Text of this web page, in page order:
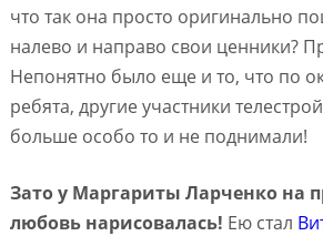
что так она просто оригинально
налево и направо свои ценники?
Непонятно было еще и то, что по
ребята, другие участники
больше особо то и не поднимали!
Зато у Маргариты Ларченко на
любовь нарисовалась! Ею стал